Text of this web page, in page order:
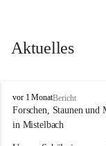
Aktuelles
V
o
l
vor 1 MonatBericht
Forschen, Staunen und
in Mistelbach